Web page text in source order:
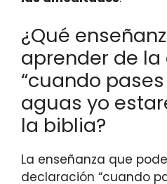
¿Qué
aprender de
“cuando
aguas yo
la biblia?
La enseñanza que
declaración “cuando